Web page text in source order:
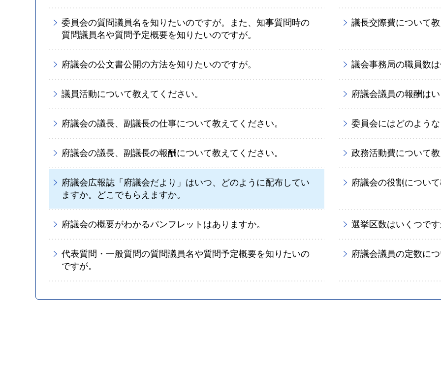
委員会の質問議員名を知りたいのですが。また、知事質問時の
質問議員名や質問予定概要を知りたいのですが。
議長交際費について
府議会の公文書公開の方法を知りたいのですが。 議会事務局の職員数
議員活動について教えてください。 府議会議員の報酬は
府議会の議長、副議長の仕事について教えてください。 委員会にはどのよう
府議会の議長、副議長の報酬について教えてください。 政務活動費について
府議会広報誌「府議会だより」はいつ、どのように配布してい
ますか。どこでもらえますか。
府議会の役割につい
府議会の概要がわかるパンフレットはありますか。 選挙区数はいくつで
代表質問・一般質問の質問議員名や質問予定概要を知りたいの
ですが。
府議会議員の定数に